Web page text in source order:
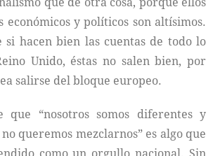
económicos y políticos son altísimos.
si hacen bien las cuentas de todo lo
Unido, éstas no salen bien, por
salirse del bloque europeo.
que “nosotros somos diferentes y
queremos mezclarnos” es algo que